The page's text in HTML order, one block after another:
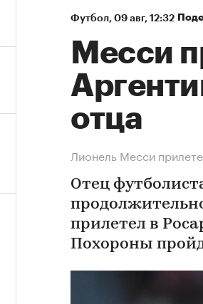
Футбол⁠, 09 авг, 12:32
Месси
отца
Лионель Месси
Отец
прилетел в
Похороны